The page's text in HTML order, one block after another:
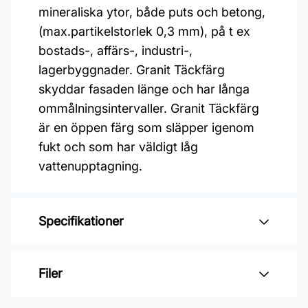
mineraliska ytor, både puts och betong,
(max.partikelstorlek 0,3 mm), på t ex
bostads-, affärs-, industri-,
lagerbyggnader. Granit Täckfärg
skyddar fasaden länge och har långa
ommålningsintervaller. Granit Täckfärg
är en öppen färg som släpper igenom
fukt och som har väldigt låg
vattenupptagning.
Specifikationer
Varumärke: Alcro
Filer